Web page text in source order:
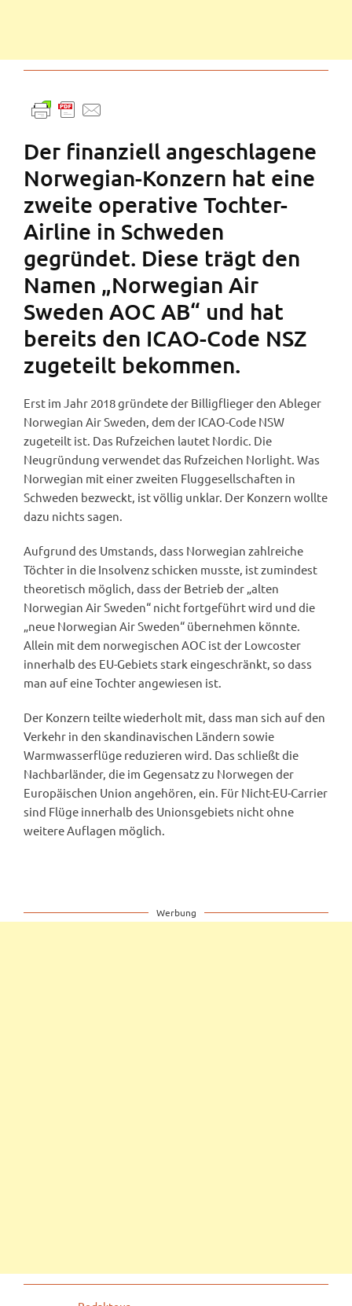
Der finanziell angeschlagene
Norwegian-Konzern hat eine
zweite operative Tochter-
Airline in Schweden
gegründet. Diese trägt den
Namen „Norwegian Air
Sweden AOC AB“ und hat
bereits den ICAO-Code NSZ
zugeteilt bekommen.
Erst im Jahr 2018 gründete der Billigflieger den Ableger
Norwegian Air Sweden, dem der ICAO-Code NSW
zugeteilt ist. Das Rufzeichen lautet Nordic. Die
Neugründung verwendet das Rufzeichen Norlight. Was
Norwegian mit einer zweiten Fluggesellschaften in
Schweden bezweckt, ist völlig unklar. Der Konzern wollte
dazu nichts sagen.
Aufgrund des Umstands, dass Norwegian zahlreiche
Töchter in die Insolvenz schicken musste, ist zumindest
theoretisch möglich, dass der Betrieb der „alten
Norwegian Air Sweden“ nicht fortgeführt wird und die
„neue Norwegian Air Sweden“ übernehmen könnte.
Allein mit dem norwegischen AOC ist der Lowcoster
innerhalb des EU-Gebiets stark eingeschränkt, so dass
man auf eine Tochter angewiesen ist.
Der Konzern teilte wiederholt mit, dass man sich auf den
Verkehr in den skandinavischen Ländern sowie
Warmwasserflüge reduzieren wird. Das schließt die
Nachbarländer, die im Gegensatz zu Norwegen der
Europäischen Union angehören, ein. Für Nicht-EU-Carrier
sind Flüge innerhalb des Unionsgebiets nicht ohne
weitere Auflagen möglich.
Werbung